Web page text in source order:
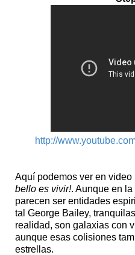
http://
Aquí podemos ver en
bello es vivir!. Aunque en
parecen ser entidades
tal George Bailey,
realidad, son galaxias con
aunque esas colisiones
estrellas.